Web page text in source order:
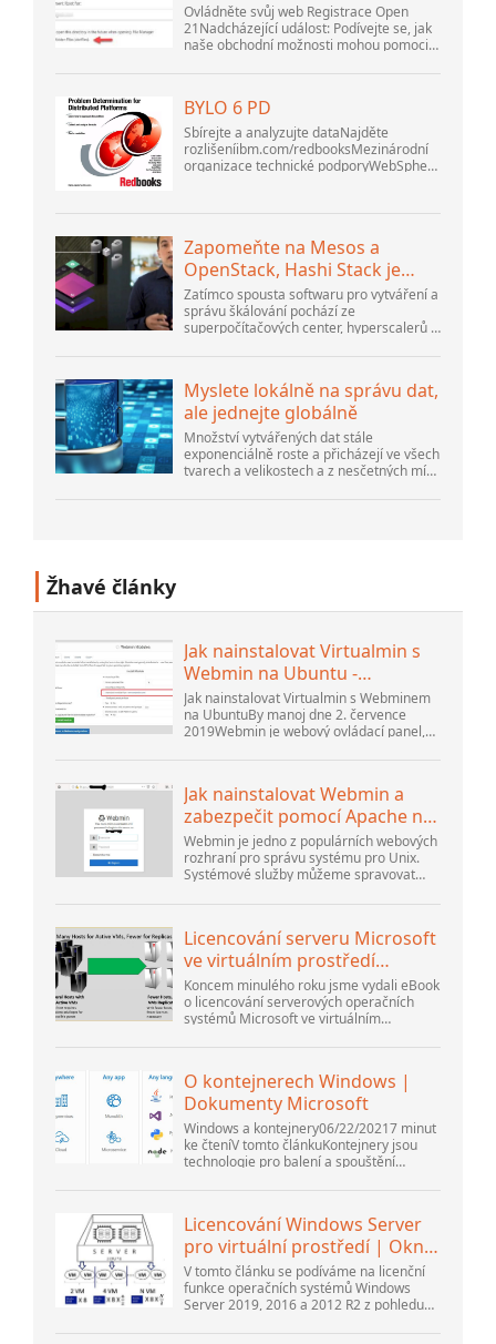
Ovládněte svůj web Registrace Open
21Nadcházející událost: Podívejte se, jak
naše obchodní možnosti mohou pomoci
prostředí na GoDaddy Open 2021 dne 28.
BYLO 6 PD
Sbírejte a analyzujte dataNajděte
rozlišeníibm.com/redbooksMezinárodní
organizace technické podporyWebSphere
PlatformsListopad 2005 SG2...
Zapomeňte na Mesos a
OpenStack, Hashi Stack je
nová další platforma
Zatímco spousta softwaru pro vytváření a
správu škálování pochází ze
superpočítačových center, hyperscalerů a
existuje spousta inovací, které dělají lidé...
Myslete lokálně na správu dat,
ale jednejte globálně
Množství vytvářených dat stále
exponenciálně roste a přicházejí ve všech
tvarech a velikostech a z nesčetných míst.
nestrukturovaný a je to gen...
Žhavé články
Jak nainstalovat Virtualmin s
Webmin na Ubuntu -
Interserver ...
Jak nainstalovat Virtualmin s Webminem
na UbuntuBy manoj dne 2. července
2019Webmin je webový ovládací panel,
účet, Apache, DNS a sdílení souborů. Je
Jak nainstalovat Webmin a
zabezpečit pomocí Apache na
Ubuntu 18.04 ...
Webmin je jedno z populárních webových
rozhraní pro správu systému pro Unix.
Systémové služby můžeme spravovat
Oblíbené a oficiální dostupné moduly...
Licencování serveru Microsoft
ve virtuálním prostředí
přehodnoceno
Koncem minulého roku jsme vydali eBook
o licencování serverových operačních
systémů Microsoft ve virtuálním
Thomase Maurera a Andrewa Syrewicze.
O kontejnerech Windows |
Dokumenty Microsoft
Windows a kontejnery06/22/20217 minut
ke čteníV tomto článkuKontejnery jsou
technologie pro balení a spouštění
prostředích v místním prostředí a v...
Licencování Windows Server
pro virtuální prostředí | Okna
...
V tomto článku se podíváme na licenční
funkce operačních systémů Windows
Server 2019, 2016 a 2012 R2 z pohledu
Microsoft. Také si povíme o pravidle...